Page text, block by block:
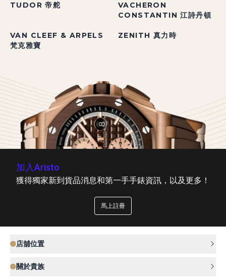
TUDOR 帝舵
VACHERON
CONSTANTIN 江詩丹頓
VAN CLEEF & ARPELS
梵克雅寶
ZENITH 真力時
加入Aristo
獲得獨家新到貨品消息和第一手手錶資訊，以及更多！
馬上註冊
店舖位置
關於貴族